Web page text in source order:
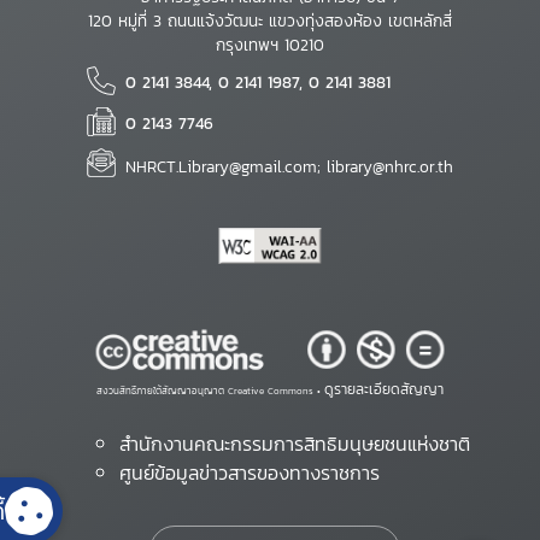
120 หมู่ที่ 3 ถนนแจ้งวัฒนะ แขวงทุ่งสองห้อง เขตหลักสี่
กรุงเทพฯ 10210
0 2141 3844, 0 2141 1987, 0 2141 3881
0 2143 7746
NHRCT.Library@gmail.com; library@nhrc.or.th
สงวนสิทธิ์ภายใต้สัญญาอนุญาต Creative Commons • ดูรายละเอียดสัญญา
สำนักงานคณะกรรมการสิทธิมนุษยชนแห่งชาติ
ศูนย์ข้อมูลข่าวสารของทางราชการ